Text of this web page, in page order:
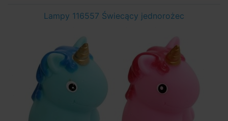
Lampy 116557 Świecący jednorożec